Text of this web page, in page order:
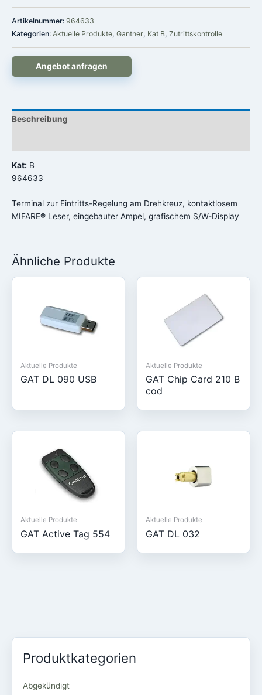
Artikelnummer: 964633
Kategorien: Aktuelle Produkte, Gantner, Kat B, Zutrittskontrolle
Angebot anfragen
Beschreibung
Kat: B
964633
Terminal zur Eintritts-Regelung am Drehkreuz, kontaktlosem
MIFARE® Leser, eingebauter Ampel, grafischem S/W-Display
Ähnliche Produkte
Aktuelle Produkte
GAT DL 090 USB
Aktuelle Produkte
GAT Chip Card 210 B
cod
Aktuelle Produkte
GAT Active Tag 554
Aktuelle Produkte
GAT DL 032
Produktkategorien
Abgekündigt